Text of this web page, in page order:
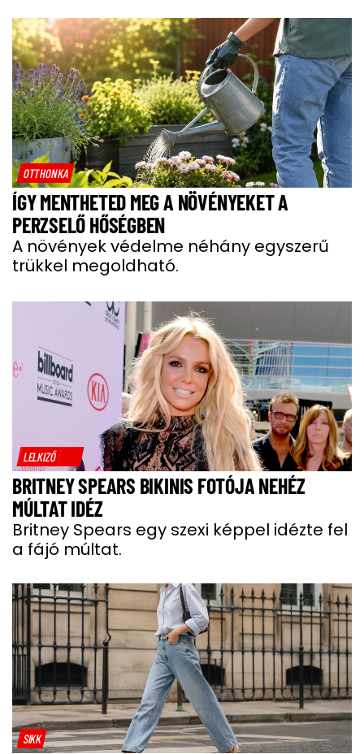
OTTHONKA
ÍGY MENTHETED MEG A NÖVÉNYEKET A
PERZSELŐ HŐSÉGBEN
A növények védelme néhány egyszerű
trükkel megoldható.
LELKIZŐ
BRITNEY SPEARS BIKINIS FOTÓJA NEHÉZ
MÚLTAT IDÉZ
Britney Spears egy szexi képpel idézte fel
a fájó múltat.
SIKK